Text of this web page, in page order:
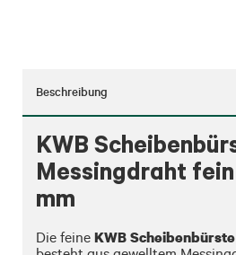
Beschreibung
KWB
Messingdraht
mm
Die feine KWB Scheibenbürste